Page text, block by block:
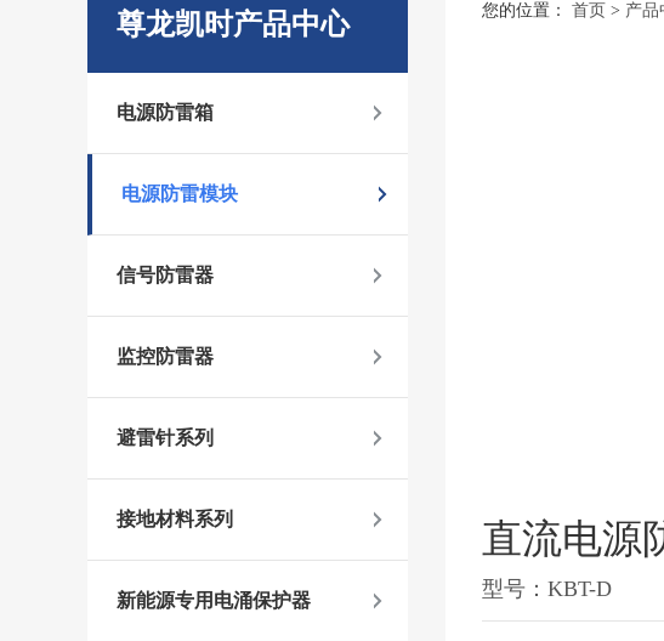
尊龙凯时产品中心
电源防雷箱
电源防雷模块
信号防雷器
监控防雷器
避雷针系列
接地材料系列
新能源专用电涌保护器
您的位置： 首页 > 产品
直流电源
型号：KBT-D